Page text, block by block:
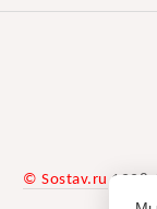
© Sostav.ru